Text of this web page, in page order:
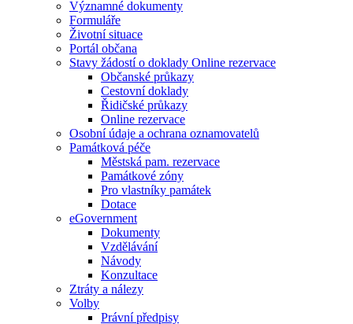
Významné dokumenty
Formuláře
Životní situace
Portál občana
Stavy žádostí o doklady Online rezervace
Občanské průkazy
Cestovní doklady
Řidičské průkazy
Online rezervace
Osobní údaje a ochrana oznamovatelů
Památková péče
Městská pam. rezervace
Památkové zóny
Pro vlastníky památek
Dotace
eGovernment
Dokumenty
Vzdělávání
Návody
Konzultace
Ztráty a nálezy
Volby
Právní předpisy